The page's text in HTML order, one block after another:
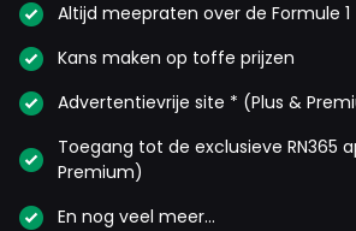
Altijd meepraten over de Formule 1
Kans maken op toffe prijzen
Advertentievrije site * (Plus &
Toegang tot de exclusieve RN365
Premium)
En nog veel meer…